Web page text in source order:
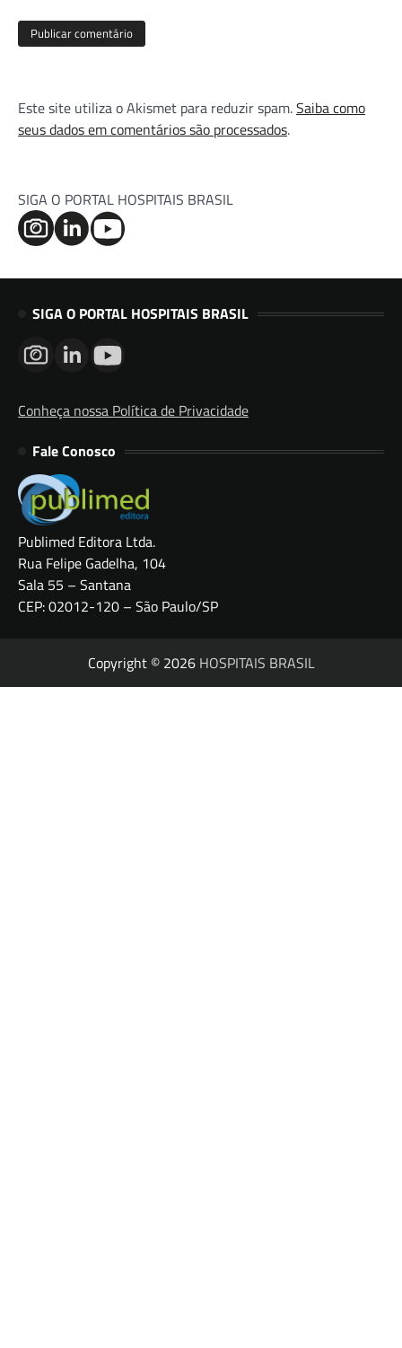
Este site utiliza o Akismet para reduzir spam.Saiba como
seus dados em comentários são processados.
SIGA O PORTAL HOSPITAIS BRASIL
SIGA O PORTAL HOSPITAIS BRASIL
Conheça nossa Política de Privacidade
Fale Conosco
Publimed Editora Ltda.
Rua Felipe Gadelha, 104
Sala 55 – Santana
CEP: 02012-120 – São Paulo/SP
Copyright © 2026 HOSPITAIS BRASIL